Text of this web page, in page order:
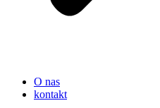
O nas
kontakt